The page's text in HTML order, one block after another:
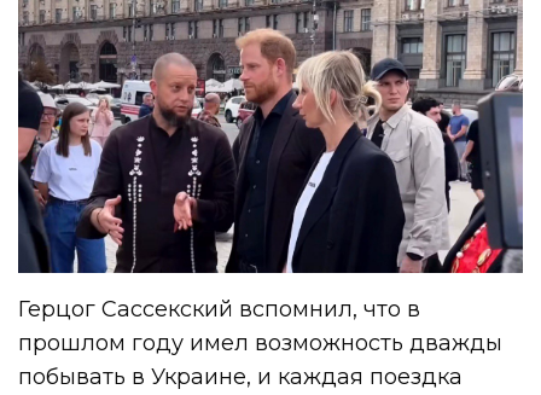
Герцог Сассекский вспомнил, что в
прошлом году имел возможность дважды
побывать в Украине, и каждая поездка